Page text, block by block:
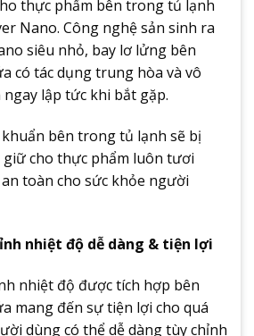
thực phẩm bên trong tủ lạnh
Nano. Công nghệ sản sinh ra
siêu nhỏ, bay lơ lửng bên
có tác dụng trung hòa và vô
lập tức khi bắt gặp.
bên trong tủ lạnh sẽ bị
cho thực phẩm luôn tươi
toàn cho sức khỏe người
nhiệt độ dễ dàng & tiện lợi
nhiệt độ được tích hợp bên
mang đến sự tiện lợi cho quá
dùng có thể dễ dàng tùy chỉnh